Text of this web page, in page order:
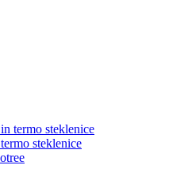
steklenice